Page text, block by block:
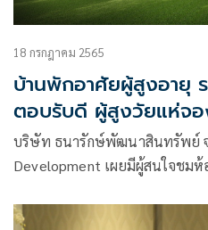
18 กรกฎาคม 2565
บ้านพักอาศัยผู้สูงอายุ
ตอบรับดี ผู้สูงวัยแห่จ
บริษัท ธนารักษ์พัฒนาสินทรัพย์ จ
Development เผยมีผู้สนใจชม
2565 ที่ผ่านมา